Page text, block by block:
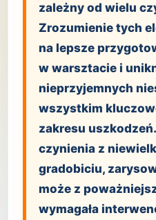
zależny od wielu
Zrozumienie tych
na lepsze
w warsztacie i
nieprzyjemnych
wszystkim
zakresu
czynienia z
gradobiciu,
może z
wymagała